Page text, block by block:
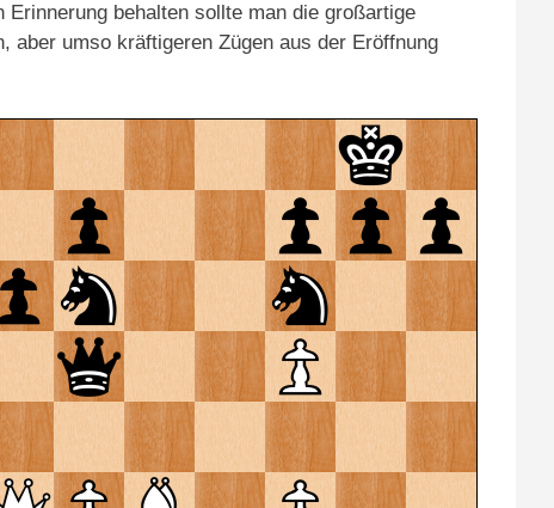
behalten sollte man die großartige
aber umso kräftigeren Zügen aus der Eröffnung